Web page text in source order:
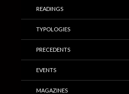
READINGS
TYPOLOGIES
PRECEDENTS
EVENTS
MAGAZINES